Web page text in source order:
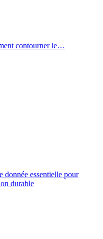
contourner le…
donnée essentielle pour
durable